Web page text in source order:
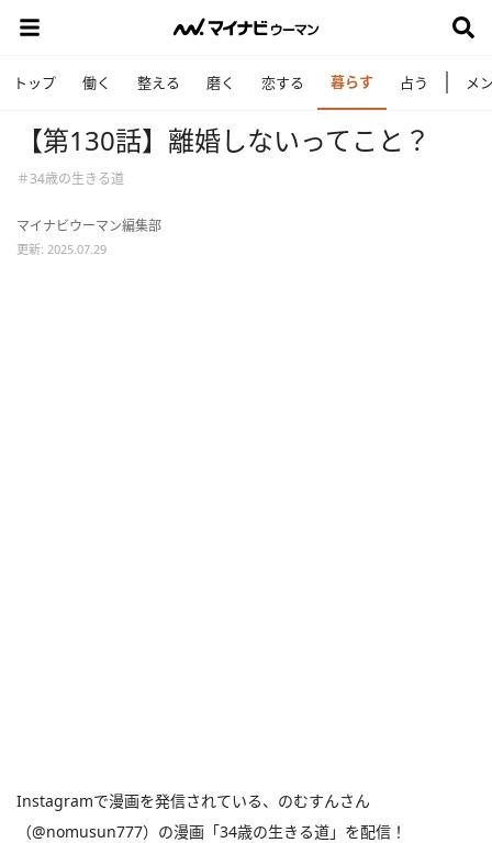
トップ 働く 整える 磨く 恋する 暮らす 占う メ
【第130話】離婚しないってこと？
＃34歳の生きる道
マイナビウーマン編集部
更新: 2025.07.29
Instagramで漫画を発信されている、のむすんさん
（@nomusun777）の漫画「34歳の生きる道」を配信！